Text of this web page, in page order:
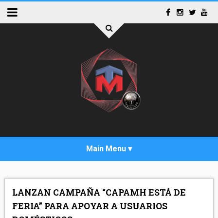
LANZAN CAMPAÑA “CAPAMH ESTÁ DE
FERIA” PARA APOYAR A USUARIOS